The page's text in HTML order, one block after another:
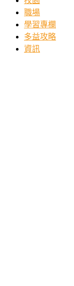
職場
學習專欄
多益攻略
資訊